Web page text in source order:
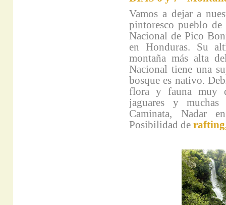
Vamos a dejar a
pintoresco pueblo
Nacional de Pico
en Honduras. Su
montaña más alta
Nacional tiene una
bosque es nativo.
flora y fauna muy
jaguares y muchas
Caminata, Nadar
Posibilidad de